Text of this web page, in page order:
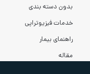
بدون دسته بندی
خدمات فیزیوتراپی
راهنمای بیمار
مقاله